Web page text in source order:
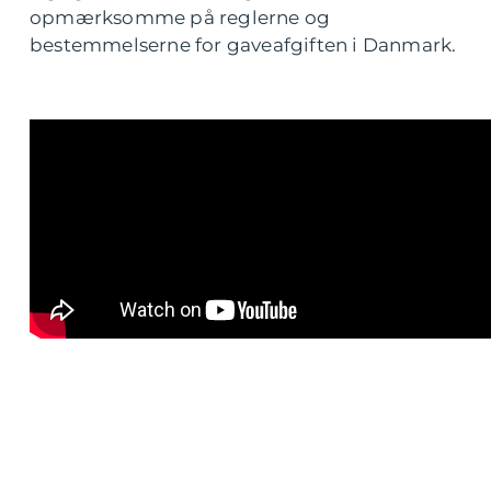
opmærksomme på reglerne og
bestemmelserne for gaveafgiften i Danmark.